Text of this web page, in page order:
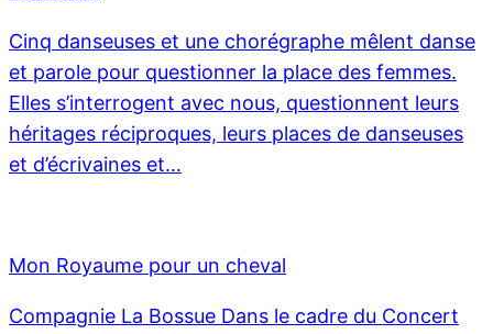
Cinq danseuses et une chorégraphe mêlent danse
et parole pour questionner la place des femmes.
Elles s’interrogent avec nous, questionnent leurs
héritages réciproques, leurs places de danseuses
et d’écrivaines et…
Mon Royaume pour un cheval
Compagnie La Bossue Dans le cadre du Concert